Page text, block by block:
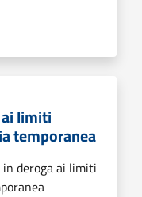
limiti
temporanea
deroga ai limiti